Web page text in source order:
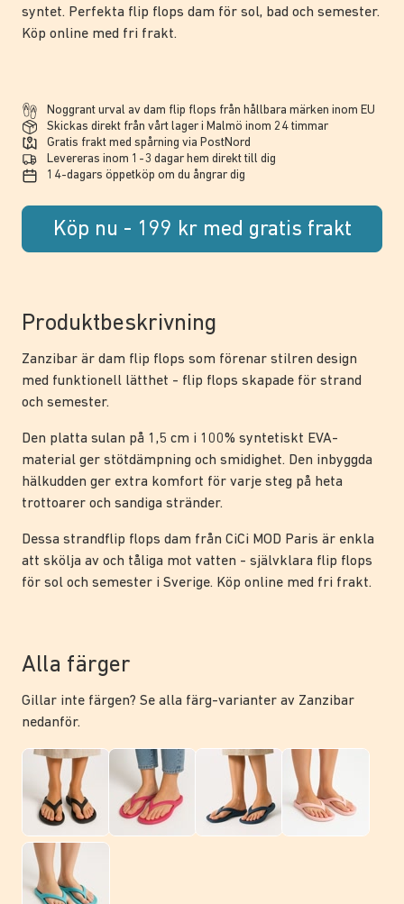
syntet. Perfekta flip flops dam för sol, bad och semester.
Köp online med fri frakt.
Noggrant urval av dam flip flops från hållbara märken inom EU
Skickas direkt från vårt lager i Malmö inom 24 timmar
Gratis frakt med spårning via PostNord
Levereras inom 1-3 dagar hem direkt till dig
14-dagars öppetköp om du ångrar dig
Köp nu - 199 kr med gratis frakt
Produktbeskrivning
Zanzibar är dam flip flops som förenar stilren design
med funktionell lätthet - flip flops skapade för strand
och semester.
Den platta sulan på 1,5 cm i 100% syntetiskt EVA-
material ger stötdämpning och smidighet. Den inbyggda
hälkudden ger extra komfort för varje steg på heta
trottoarer och sandiga stränder.
Dessa strandflip flops dam från CiCi MOD Paris är enkla
att skölja av och tåliga mot vatten - självklara flip flops
för sol och semester i Sverige. Köp online med fri frakt.
Alla färger
Gillar inte färgen? Se alla färg-varianter av Zanzibar
nedanför.